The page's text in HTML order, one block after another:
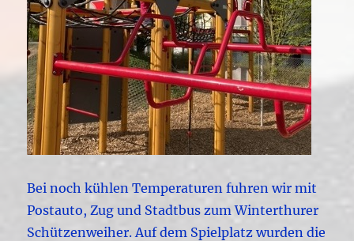
Bei noch kühlen Temperaturen fuhren wir mit
Postauto, Zug und Stadtbus zum Winterthurer
Schützenweiher. Auf dem Spielplatz wurden die